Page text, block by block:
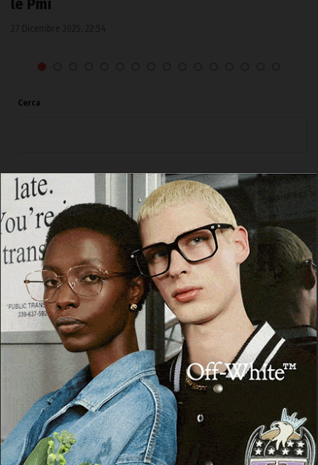
le Pmi
Cerca
Cerca
Facebook
Threads
Instagram
X YouTube